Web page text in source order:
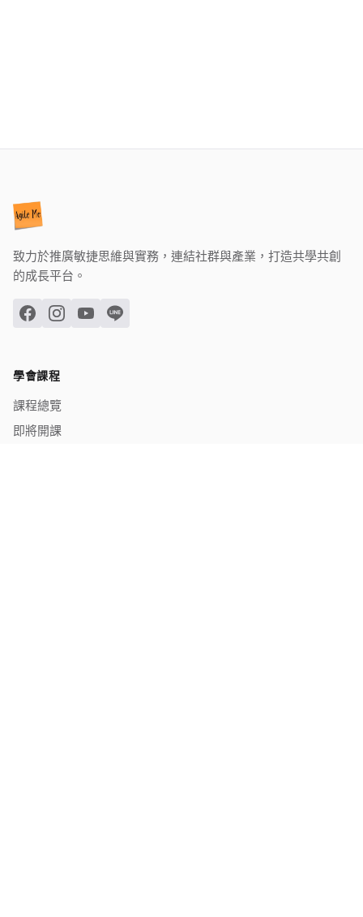
致力於推廣敏捷思維與實務，連結社群與產業，打造共學共創
的成長平台。
學會課程
課程總覽
即將開課